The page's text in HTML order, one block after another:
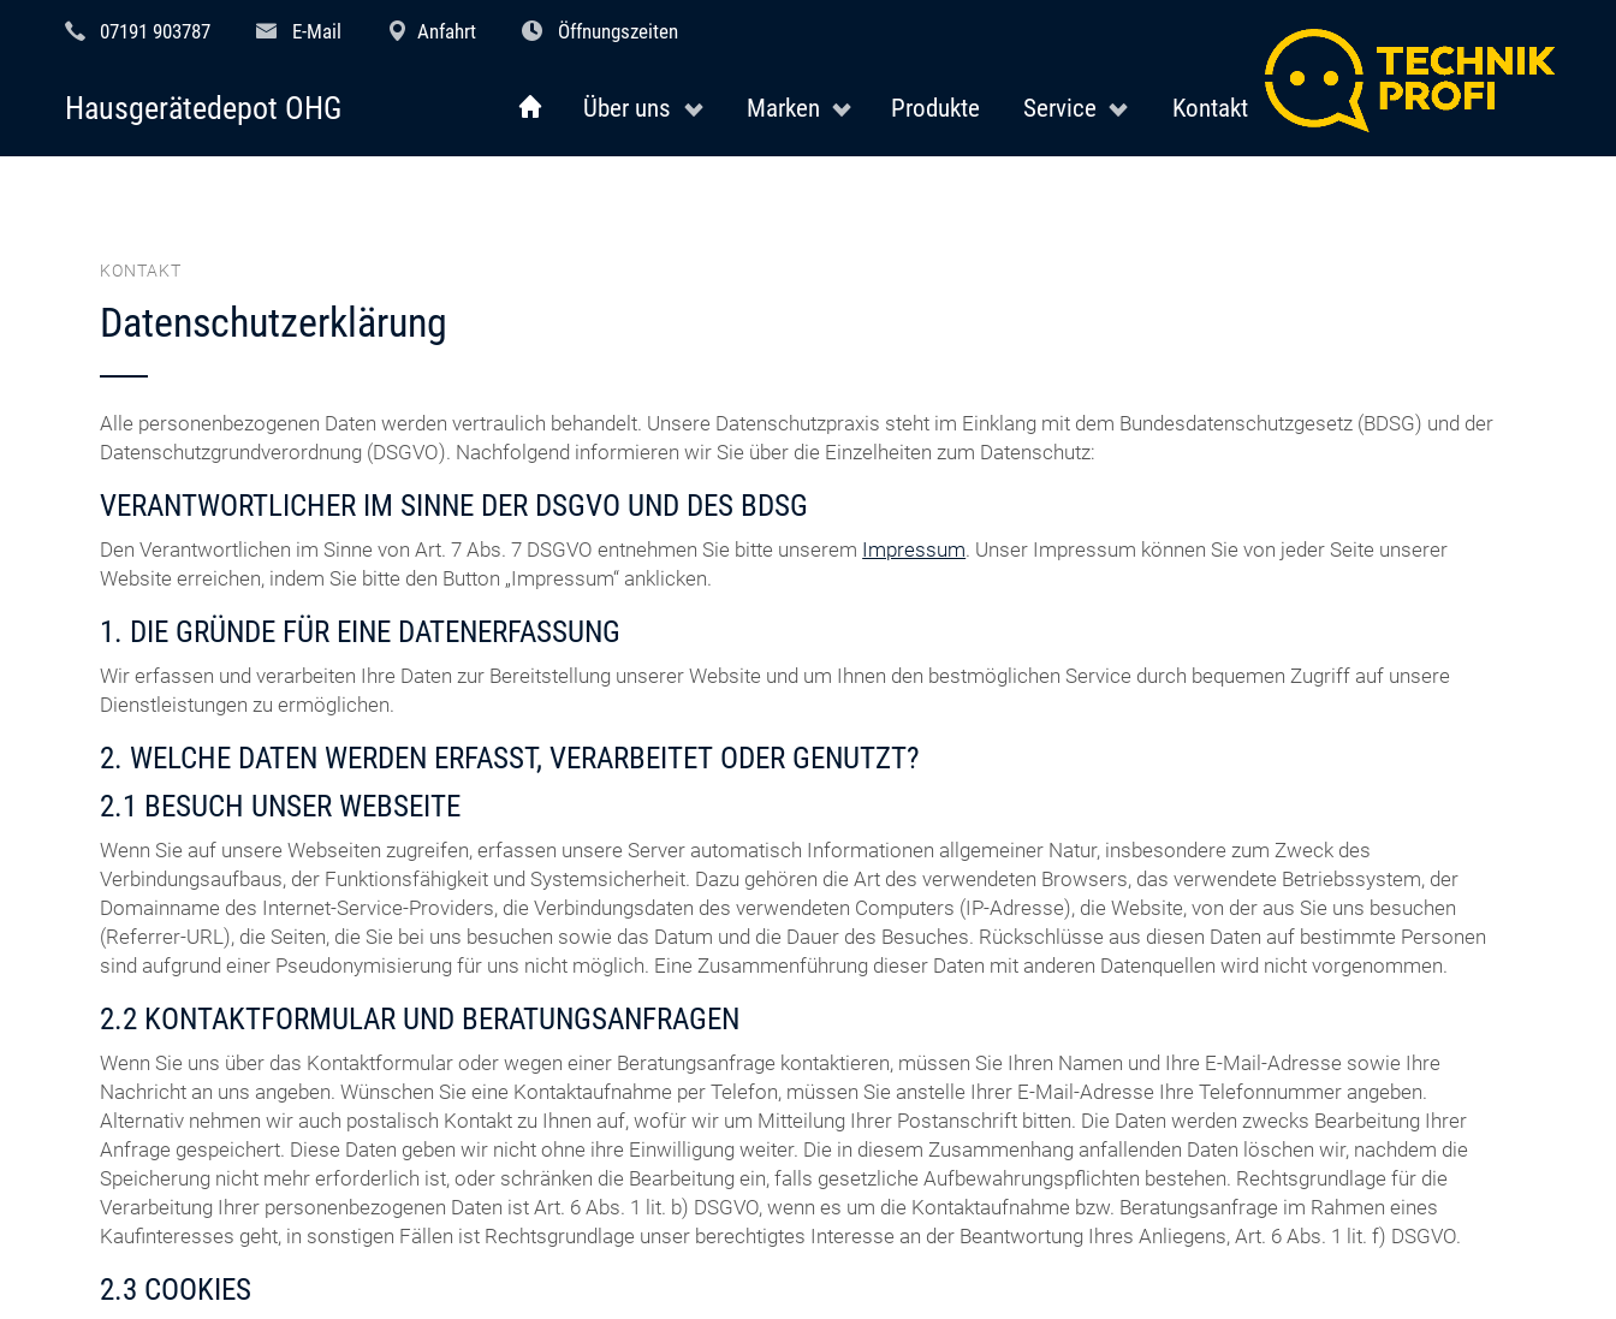
07191 903787 E-Mail Anfahrt Öffnungszeiten
Über uns Marken Produkte Service Kontakt
Hausgerätedepot OHG
KONTAKT
Datenschutzerklärung
Alle personenbezogenen Daten werden vertraulich behandelt. Unsere Datenschutzpraxis steht im Einklang mit dem Bundesdatenschutzgesetz (BDSG) und der
Datenschutzgrundverordnung (DSGVO). Nachfolgend informieren wir Sie über die Einzelheiten zum Datenschutz:
VERANTWORTLICHER IM SINNE DER DSGVO UND DES BDSG
Den Verantwortlichen im Sinne von Art. 7 Abs. 7 DSGVO entnehmen Sie bitte unserem Impressum. Unser Impressum können Sie von jeder Seite unserer
Website erreichen, indem Sie bitte den Button „Impressum“ anklicken.
1. DIE GRÜNDE FÜR EINE DATENERFASSUNG
Wir erfassen und verarbeiten Ihre Daten zur Bereitstellung unserer Website und um Ihnen den bestmöglichen Service durch bequemen Zugriff auf unsere
Dienstleistungen zu ermöglichen.
2. WELCHE DATEN WERDEN ERFASST, VERARBEITET ODER GENUTZT?
2.1 BESUCH UNSER WEBSEITE
Wenn Sie auf unsere Webseiten zugreifen, erfassen unsere Server automatisch Informationen allgemeiner Natur, insbesondere zum Zweck des
Verbindungsaufbaus, der Funktionsfähigkeit und Systemsicherheit. Dazu gehören die Art des verwendeten Browsers, das verwendete Betriebssystem, der
Domainname des Internet-Service-Providers, die Verbindungsdaten des verwendeten Computers (IP-Adresse), die Website, von der aus Sie uns besuchen
(Referrer-URL), die Seiten, die Sie bei uns besuchen sowie das Datum und die Dauer des Besuches. Rückschlüsse aus diesen Daten auf bestimmte Personen
sind aufgrund einer Pseudonymisierung für uns nicht möglich. Eine Zusammenführung dieser Daten mit anderen Datenquellen wird nicht vorgenommen.
2.2 KONTAKTFORMULAR UND BERATUNGSANFRAGEN
Wenn Sie uns über das Kontaktformular oder wegen einer Beratungsanfrage kontaktieren, müssen Sie Ihren Namen und Ihre E-Mail-Adresse sowie Ihre
Nachricht an uns angeben. Wünschen Sie eine Kontaktaufnahme per Telefon, müssen Sie anstelle Ihrer E-Mail-Adresse Ihre Telefonnummer angeben.
Alternativ nehmen wir auch postalisch Kontakt zu Ihnen auf, wofür wir um Mitteilung Ihrer Postanschrift bitten. Die Daten werden zwecks Bearbeitung Ihrer
Anfrage gespeichert. Diese Daten geben wir nicht ohne ihre Einwilligung weiter. Die in diesem Zusammenhang anfallenden Daten löschen wir, nachdem die
Speicherung nicht mehr erforderlich ist, oder schränken die Bearbeitung ein, falls gesetzliche Aufbewahrungspflichten bestehen. Rechtsgrundlage für die
Verarbeitung Ihrer personenbezogenen Daten ist Art. 6 Abs. 1 lit. b) DSGVO, wenn es um die Kontaktaufnahme bzw. Beratungsanfrage im Rahmen eines
Kaufinteresses geht, in sonstigen Fällen ist Rechtsgrundlage unser berechtigtes Interesse an der Beantwortung Ihres Anliegens, Art. 6 Abs. 1 lit. f) DSGVO.
2.3 COOKIES